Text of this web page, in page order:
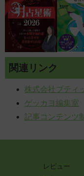
関連リンク
株式会社ブティ
ゲッカヨ編集室
記事コンテンツ
レビュー